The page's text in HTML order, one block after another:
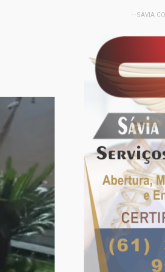
- - SAVIA